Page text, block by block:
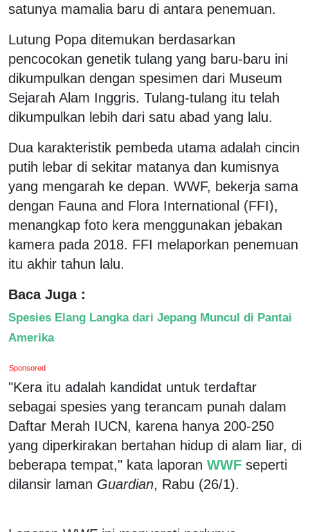
satunya mamalia baru di antara penemuan.
Lutung Popa ditemukan berdasarkan
pencocokan genetik tulang yang baru-baru ini
dikumpulkan dengan spesimen dari Museum
Sejarah Alam Inggris. Tulang-tulang itu telah
dikumpulkan lebih dari satu abad yang lalu.
Dua karakteristik pembeda utama adalah cincin
putih lebar di sekitar matanya dan kumisnya
yang mengarah ke depan. WWF, bekerja sama
dengan Fauna and Flora International (FFI),
menangkap foto kera menggunakan jebakan
kamera pada 2018. FFI melaporkan penemuan
itu akhir tahun lalu.
Baca Juga :
Spesies Elang Langka dari Jepang Muncul di Pantai
Amerika
Sponsored
"Kera itu adalah kandidat untuk terdaftar
sebagai spesies yang terancam punah dalam
Daftar Merah IUCN, karena hanya 200-250
yang diperkirakan bertahan hidup di alam liar, di
beberapa tempat," kata laporan WWF seperti
dilansir laman Guardian, Rabu (26/1).